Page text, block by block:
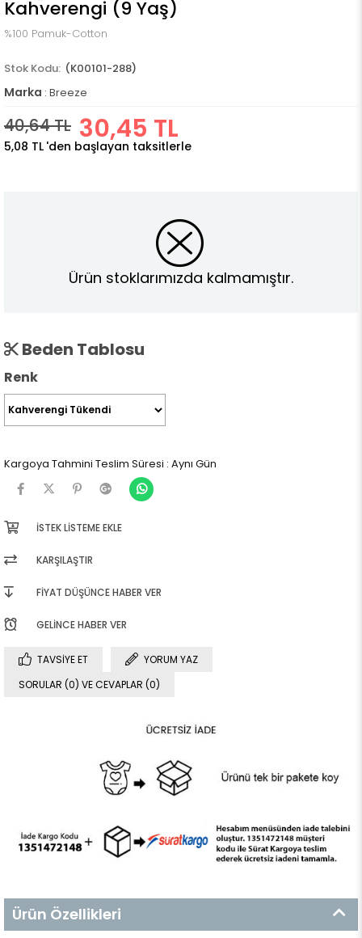
Kahverengi (9 Yaş)
%100 Pamuk-Cotton
(K00101-288)
Marka : Breeze
40,64 TL 30,45 TL
5,08 TL 'den başlayan taksitlerle
Ürün stoklarımızda kalmamıştır.
Beden Tablosu
Renk
Kargoya Tahmini Teslim Süresi : Aynı Gün
İSTEK LISTEME EKLE
KARŞILAŞTIR
FIYAT DÜŞÜNCE HABER VER
GELINCE HABER VER
TAVSIYE ET
YORUM YAZ
SORULAR (0) VE CEVAPLAR (0)
Ürün Özellikleri